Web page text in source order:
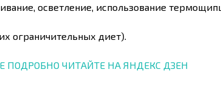
осветление, использование
ограничительных диет).
ПОДРОБНО ЧИТАЙТЕ НА ЯНДЕКС ДЗЕН